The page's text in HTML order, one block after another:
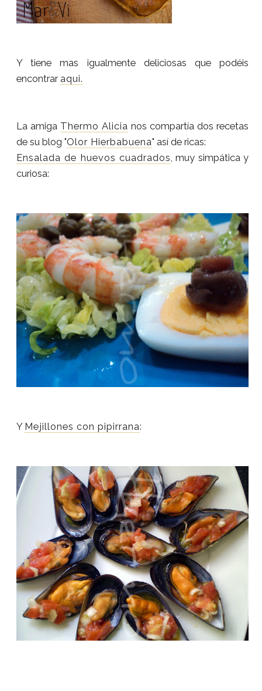
Y tiene mas igualmente deliciosas que podéis
encontraraqui.
La amiga Thermo Alicia nos compartía dos recetas
de su blog "Olor Hierbabuena" así de ricas:
Ensalada de huevos cuadrados , muy simpática y
curiosa:
Y Mejillones con pipirrana: